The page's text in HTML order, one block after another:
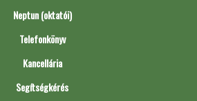
Neptun (oktatói)
Telefonkönyv
Kancellária
Segítségkérés